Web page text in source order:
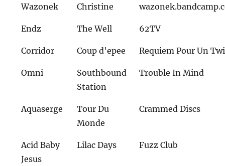
Wazonek Christine
Endz The Well 62TV
Corridor Coup d'epee Requiem Pour Un
Omni
Southbound
Station
Trouble In Mind
Aquaserge
Tour Du
Monde
Crammed Discs
Acid Baby
Jesus
Lilac Days Fuzz Club